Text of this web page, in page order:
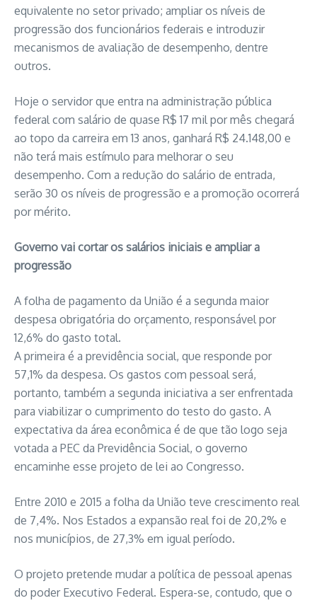
equivalente no setor privado; ampliar os níveis de
progressão dos funcionários federais e introduzir
mecanismos de avaliação de desempenho, dentre
outros.
Hoje o servidor que entra na administração pública
federal com salário de quase R$ 17 mil por mês chegará
ao topo da carreira em 13 anos, ganhará R$ 24.148,00 e
não terá mais estímulo para melhorar o seu
desempenho. Com a redução do salário de entrada,
serão 30 os níveis de progressão e a promoção ocorrerá
por mérito.
Governo vai cortar os salários iniciais e ampliar a
progressão
A folha de pagamento da União é a segunda maior
despesa obrigatória do orçamento, responsável por
12,6% do gasto total.
A primeira é a previdência social, que responde por
57,1% da despesa. Os gastos com pessoal será,
portanto, também a segunda iniciativa a ser enfrentada
para viabilizar o cumprimento do testo do gasto. A
expectativa da área econômica é de que tão logo seja
votada a PEC da Previdência Social, o governo
encaminhe esse projeto de lei ao Congresso.
Entre 2010 e 2015 a folha da União teve crescimento real
de 7,4%. Nos Estados a expansão real foi de 20,2% e
nos municípios, de 27,3% em igual período.
O projeto pretende mudar a política de pessoal apenas
do poder Executivo Federal. Espera-se, contudo, que o